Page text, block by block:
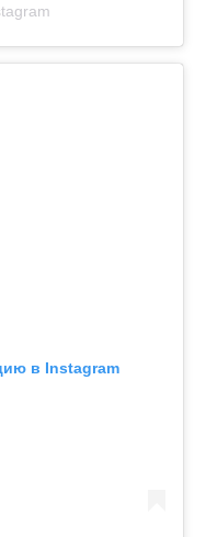
в Instagram